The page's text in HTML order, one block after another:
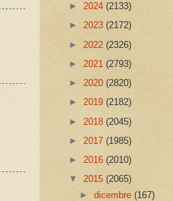
► 2024 (2133)
► 2023 (2172)
► 2022 (2326)
► 2021 (2793)
► 2020 (2820)
► 2019 (2182)
► 2018 (2045)
► 2017 (1985)
► 2016 (2010)
▼ 2015 (2065)
►dicembre(167)